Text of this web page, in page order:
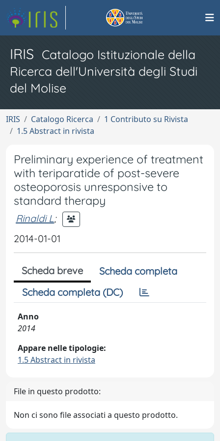
IRIS Catalogo Istituzionale della
Ricerca dell'Università degli Studi
del Molise
IRIS Catalogo Ricerca
1 Contributo su Rivista
1.5 Abstract in rivista
Preliminary experience of treatment
with teriparatide of post-severe
osteoporosis unresponsive to
standard therapy
Rinaldi L;
2014-01-01
Scheda breve
Scheda completa
Scheda completa (DC)
Anno
2014
Appare nelle tipologie:
1.5 Abstract in rivista
File in questo prodotto:
Non ci sono file associati a questo prodotto.